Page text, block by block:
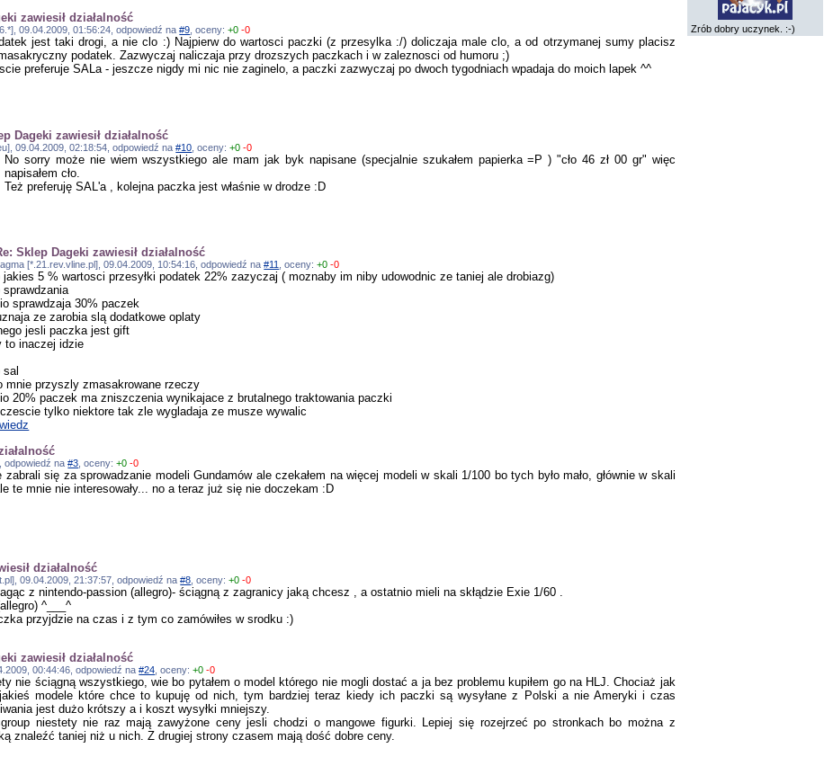
zawiesił działalność
09.04.2009, 01:56:24, odpowiedź na#9 , oceny:+0 -0
jest taki drogi, a nie clo :) Najpierw do wartosci paczki (z przesylka :/) doliczaja male clo, a od otrzymanej sumy placisz
podatek. Zazwyczaj naliczaja przy drozszych paczkach i w zaleznosci od humoru ;)
preferuje SALa - jeszcze nigdy mi nic nie zaginelo, a paczki zazwyczaj po dwoch tygodniach wpadaja do moich lapek ^^
Dageki zawiesił działalność
09.04.2009, 02:18:54, odpowiedź na#10 , oceny:+0 -0
No sorry może nie wiem wszystkiego ale mam jak byk napisane (specjalnie szukałem papierka =P ) "cło 46 zł 00 gr" więc
napisałem cło.
Też preferuję SAL'a , kolejna paczka jest właśnie w drodze :D
Sklep Dageki zawiesił działalność
[*.21.rev.vline.pl], 09.04.2009, 10:54:16, odpowiedź na#11 , oceny:+0 -0
jakies 5 % wartosci przesyłki podatek 22% zazyczaj ( moznaby im niby udowodnic ze taniej ale drobiazg)
sprawdzania
sprawdzaja 30% paczek
ze zarobia slą dodatkowe oplaty
jesli paczka jest gift
to inaczej idzie
sal
mnie przyszly zmasakrowane rzeczy
20% paczek ma zniszczenia wynikajace z brutalnego traktowania paczki
tylko niektore tak zle wygladaja ze musze wywalic
odpowiedź na#3 , oceny:+0 -0
zabrali się za sprowadzanie modeli Gundamów ale czekałem na więcej modeli w skali 1/100 bo tych było mało, głównie w skali
te mnie nie interesowały... no a teraz już się nie doczekam :D
działalność
09.04.2009, 21:37:57, odpowiedź na#8 , oceny:+0 -0
z nintendo-passion (allegro)- ściągną z zagranicy jaką chcesz , a ostatnio mieli na skłądzie Exie 1/60 .
^___^
przyjdzie na czas i z tym co zamówiłes w srodku :)
zawiesił działalność
00:44:46, odpowiedź na#24, oceny:+0 -0
nie ściągną wszystkiego, wie bo pytałem o model którego nie mogli dostać a ja bez problemu kupiłem go na HLJ. Chociaż jak
modele które chce to kupuję od nich, tym bardziej teraz kiedy ich paczki są wysyłane z Polski a nie Ameryki i czas
jest dużo krótszy a i koszt wysyłki mniejszy.
niestety nie raz mają zawyżone ceny jesli chodzi o mangowe figurki. Lepiej się rozejrzeć po stronkach bo można z
znaleźć taniej niż u nich. Z drugiej strony czasem mają dość dobre ceny.
Zrób dobry uczynek. :-)